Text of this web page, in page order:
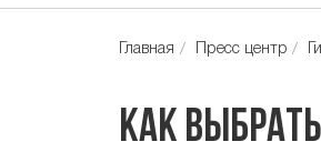
Главная Пресс центр
Как